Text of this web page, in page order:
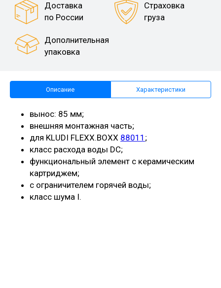
Доставка
по России
Страховка
груза
Дополнительная
упаковка
Описание Характеристики
вынос: 85 мм;
внешняя монтажная часть;
для KLUDI FLEXX.BOXX 88011 ;
класс расхода воды DC;
функциональный элемент с керамическим
картриджем;
с ограничителем горячей воды;
класс шума I.